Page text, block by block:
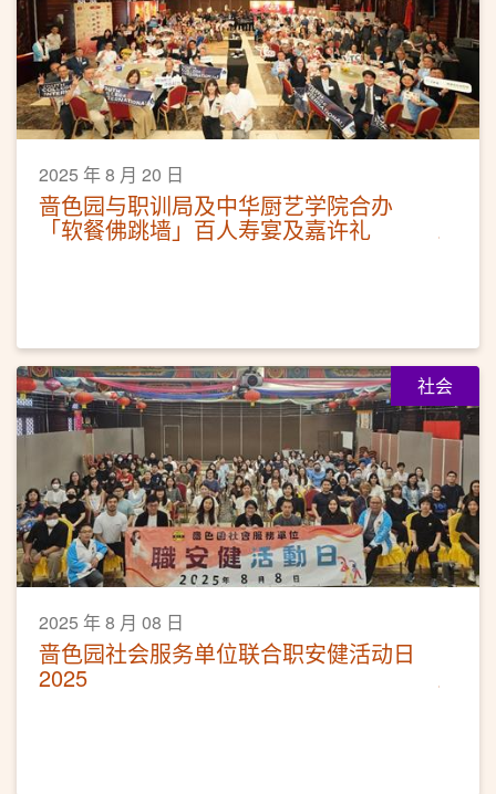
2025 年 8 月 20 日
啬色园与职训局及中华厨艺学院合办
「软餐佛跳墙」百人寿宴及嘉许礼
社会
2025 年 8 月 08 日
啬色园社会服务单位联合职安健活动日
2025